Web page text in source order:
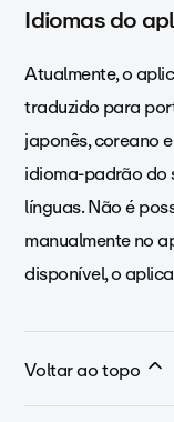
Idiomas do
Atualmente, o
traduzido para
japonês, coreano
idioma-padrão do
línguas. Não é
manualmente no
disponível, o
Voltar ao topo